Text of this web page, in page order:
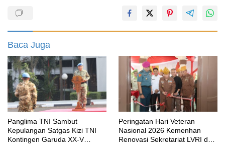
Baca Juga
Panglima TNI Sambut
Kepulangan Satgas Kizi TNI
Kontingen Garuda XX-V
Peringatan Hari Veteran
Nasional 2026 Kemenhan
Renovasi Sekretariat LVRI dan